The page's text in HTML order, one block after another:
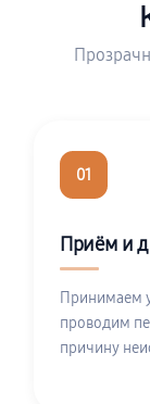
01
Приём и
Принимаем
проводим
причину